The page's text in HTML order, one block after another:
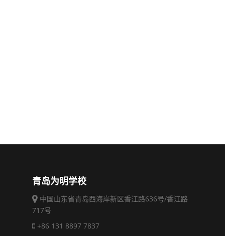
青岛为明学校
中国山东省青岛西海岸新区香江路636号/香江路
717号
+86 131 8897 7837